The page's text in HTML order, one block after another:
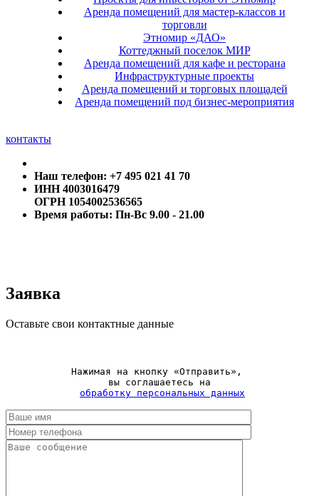
Аренда помещений для мастер-классов и
торговли
Этномир «ДАО»
Коттеджный поселок МИР
Аренда помещений для кафе и ресторана
Инфраструктурные проекты
Аренда помещений и торговых площадей
Аренда помещений под бизнес-мероприятия
контакты
Наш телефон: +7 495 021 41 70
ИНН 4003016479
ОГРН 1054002536565
Время работы: Пн-Вс 9.00 - 21.00
Заявка
Оставьте свои контактные данные
Нажимая на кнопку «Отправить»,
вы соглашаетесь на
обработку персональных данных